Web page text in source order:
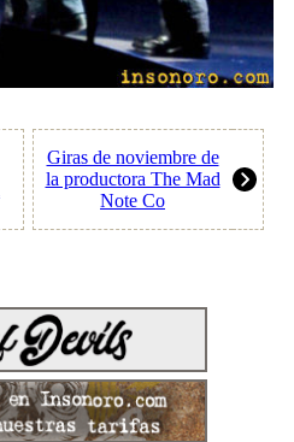
Giras de noviembre de
la productora The Mad
Note Co